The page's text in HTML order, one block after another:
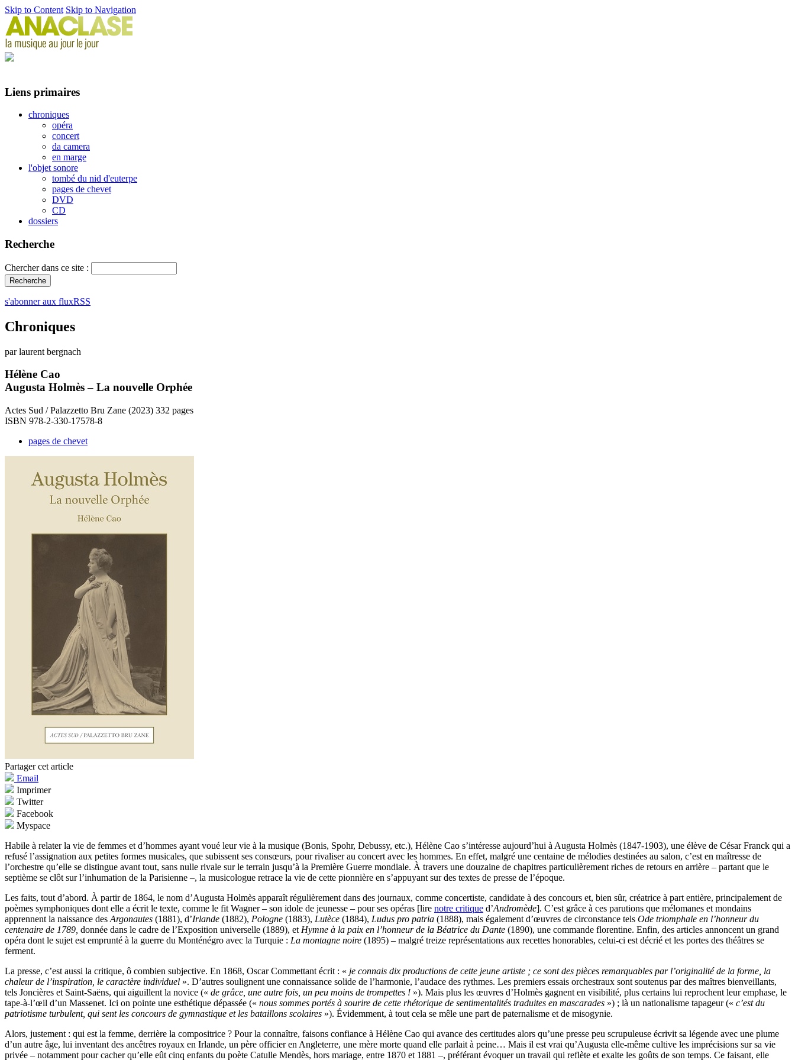
Skip to Content Skip to Navigation
Liens primaires
chroniques
opéra
concert
da camera
en marge
l'objet sonore
tombé du nid d'euterpe
pages de chevet
DVD
CD
dossiers
Recherche
Chercher dans ce site :
s'abonner aux fluxRSS
Chroniques
par laurent bergnach
Hélène Cao
Augusta Holmès – La nouvelle Orphée
Actes Sud / Palazzetto Bru Zane (2023) 332 pages
ISBN 978-2-330-17578-8
pages de chevet
Partager cet article
Email
Imprimer
Twitter
Facebook
Myspace
Habile à relater la vie de femmes et d’hommes ayant voué leur vie à la musique (Bonis, Spohr, Debussy, etc.), Hélène Cao s’intéresse aujourd’hui à Augusta Holmès (1847-1903), une élève de César Franck qui a
refusé l’assignation aux petites formes musicales, que subissent ses consœurs, pour rivaliser au concert avec les hommes. En effet, malgré une centaine de mélodies destinées au salon, c’est en maîtresse de
l’orchestre qu’elle se distingue avant tout, sans nulle rivale sur le terrain jusqu’à la Première Guerre mondiale. À travers une douzaine de chapitres particulièrement riches de retours en arrière – partant que le
septième se clôt sur l’inhumation de la Parisienne –, la musicologue retrace la vie de cette pionnière en s’appuyant sur des textes de presse de l’époque.
Les faits, tout d’abord. À partir de 1864, le nom d’Augusta Holmès apparaît régulièrement dans des journaux, comme concertiste, candidate à des concours et, bien sûr, créatrice à part entière, principalement de
poèmes symphoniques dont elle a écrit le texte, comme le fit Wagner – son idole de jeunesse – pour ses opéras [lire notre critique d’Andromède]. C’est grâce à ces parutions que mélomanes et mondains
apprennent la naissance des Argonautes (1881), d’Irlande (1882), Pologne (1883), Lutèce (1884), Ludus pro patria (1888), mais également d’œuvres de circonstance tels Ode triomphale en l’honneur du
centenaire de 1789, donnée dans le cadre de l’Exposition universelle (1889), et Hymne à la paix en l’honneur de la Béatrice du Dante (1890), une commande florentine. Enfin, des articles annoncent un grand
opéra dont le sujet est emprunté à la guerre du Monténégro avec la Turquie : La montagne noire (1895) – malgré treize représentations aux recettes honorables, celui-ci est décrié et les portes des théâtres se
ferment.
La presse, c’est aussi la critique, ô combien subjective. En 1868, Oscar Commettant écrit : « je connais dix productions de cette jeune artiste ; ce sont des pièces remarquables par l’originalité de la forme, la
chaleur de l’inspiration, le caractère individuel ». D’autres soulignent une connaissance solide de l’harmonie, l’audace des rythmes. Les premiers essais orchestraux sont soutenus par des maîtres bienveillants,
tels Joncières et Saint-Saëns, qui aiguillent la novice (« de grâce, une autre fois, un peu moins de trompettes ! »). Mais plus les œuvres d’Holmès gagnent en visibilité, plus certains lui reprochent leur emphase, le
tape-à-l’œil d’un Massenet. Ici on pointe une esthétique dépassée (« nous sommes portés à sourire de cette rhétorique de sentimentalités traduites en mascarades ») ; là un nationalisme tapageur (« c’est du
patriotisme turbulent, qui sent les concours de gymnastique et les bataillons scolaires »). Évidemment, à tout cela se mêle une part de paternalisme et de misogynie.
Alors, justement : qui est la femme, derrière la compositrice ? Pour la connaître, faisons confiance à Hélène Cao qui avance des certitudes alors qu’une presse peu scrupuleuse écrivit sa légende avec une plume
d’un autre âge, lui inventant des ancêtres royaux en Irlande, un père officier en Angleterre, une mère morte quand elle parlait à peine… Mais il est vrai qu’Augusta elle-même cultive les imprécisions sur sa vie
privée – notamment pour cacher qu’elle eût cinq enfants du poète Catulle Mendès, hors mariage, entre 1870 et 1881 –, préférant évoquer un travail qui reflète et exalte les goûts de son temps. Ce faisant, elle